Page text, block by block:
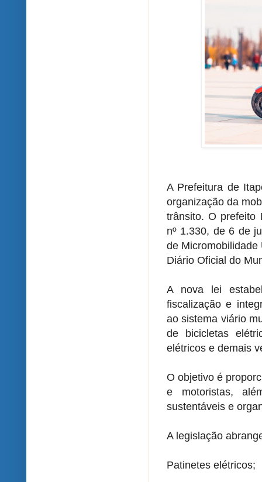
A Prefeitura de
organização da
trânsito. O prefeito
nº 1.330, de 6 de
de Micromobilidade
Diário Oficial do
A nova lei
fiscalização e
ao sistema viário
de bicicletas
elétricos e demais
O objetivo é
e motoristas,
sustentáveis e
A legislação
Patinetes elétricos;